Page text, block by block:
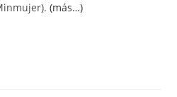
(más…)